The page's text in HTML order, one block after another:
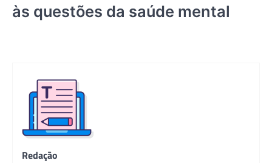
às questões da saúde mental
Redação